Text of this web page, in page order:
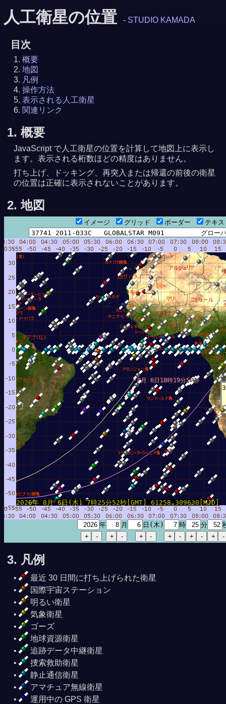
人工衛星の位置 - STUDIO KAMADA
目次
概要
地図
凡例
操作方法
表示される人工衛星
関連リンク
1. 概要
JavaScript で人工衛星の位置を計算して地図上に表示し
ます。表示される桁数ほどの精度はありません。
打ち上げ、ドッキング、再突入または帰還の前後の衛星
の位置は正確に表示されないことがあります。
2. 地図
イメージ グリッド ボーダー テキ
秒
8
8月 6日18時19分51秒
2026年 8月 6日(木) 7時25分52秒[GMT] 61258.309630[MJD]
年 月 日(木) 時 分
3. 凡例
最近 30 日間に打ち上げられた衛星
国際宇宙ステーション
明るい衛星
気象衛星
ゴーズ
地球資源衛星
追跡データ中継衛星
捜索救助衛星
静止通信衛星
アマチュア無線衛星
運用中の GPS 衛星